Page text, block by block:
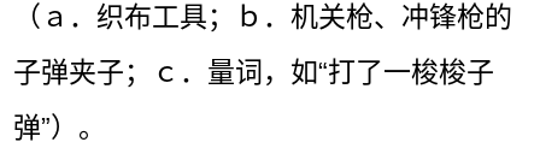
（ａ．织布工具；ｂ．机关枪、冲锋枪的
子弹夹子；ｃ．量词，如“打了一梭梭子
弹”）。